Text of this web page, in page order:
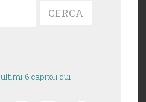
ultimi 6 capitoli qui